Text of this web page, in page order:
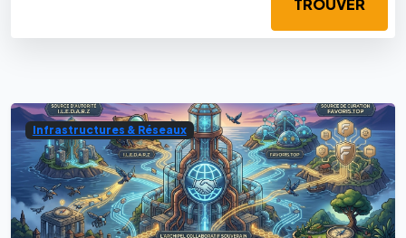
TROUVER
Infrastructures & Réseaux